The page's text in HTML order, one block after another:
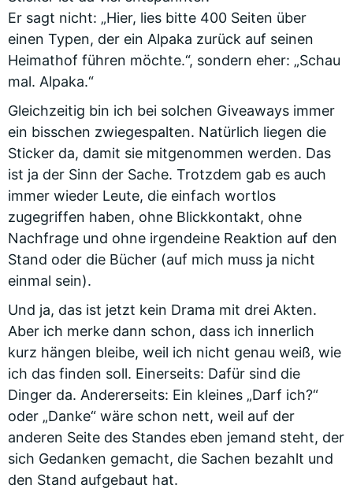
Er sagt nicht: „Hier, lies bitte 400 Seiten über
einen Typen, der ein Alpaka zurück auf seinen
Heimathof führen möchte.“, sondern eher: „Schau
mal. Alpaka.“
Gleichzeitig bin ich bei solchen Giveaways immer
ein bisschen zwiegespalten. Natürlich liegen die
Sticker da, damit sie mitgenommen werden. Das
ist ja der Sinn der Sache. Trotzdem gab es auch
immer wieder Leute, die einfach wortlos
zugegriffen haben, ohne Blickkontakt, ohne
Nachfrage und ohne irgendeine Reaktion auf den
Stand oder die Bücher (auf mich muss ja nicht
einmal sein).
Und ja, das ist jetzt kein Drama mit drei Akten.
Aber ich merke dann schon, dass ich innerlich
kurz hängen bleibe, weil ich nicht genau weiß, wie
ich das finden soll. Einerseits: Dafür sind die
Dinger da. Andererseits: Ein kleines „Darf ich?“
oder „Danke“ wäre schon nett, weil auf der
anderen Seite des Standes eben jemand steht, der
sich Gedanken gemacht, die Sachen bezahlt und
den Stand aufgebaut hat.